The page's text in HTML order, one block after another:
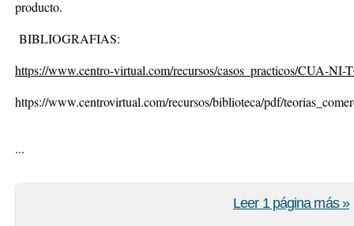
producto.
BIBLIOGRAFIAS:
https://www.centro-virtual.com/recursos/casos_practicos/CUA-NI-
https://www.centrovirtual.com/recursos/biblioteca/pdf/
...
Leer 1 página más »